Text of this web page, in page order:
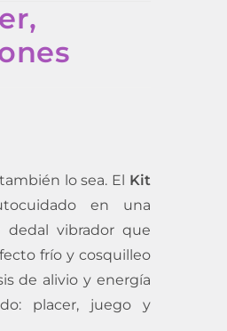
lo sea. El Kit
en una
vibrador que
frío y cosquilleo
de alivio y energía
placer, juego y